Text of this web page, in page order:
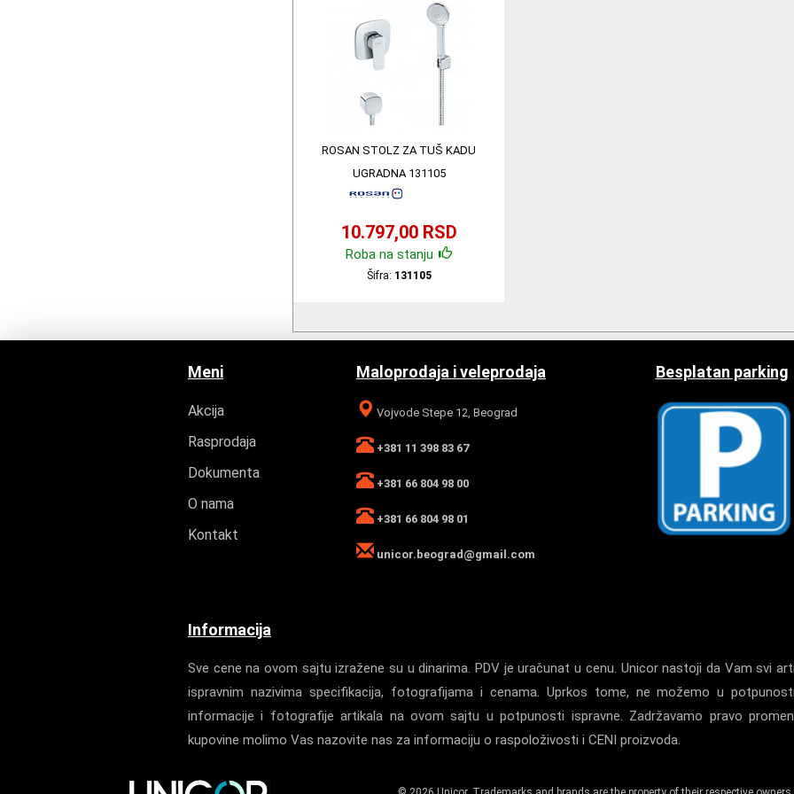
ROSAN STOLZ ZA TUŠ KADU
UGRADNA 131105
10.797,00 RSD
Roba na stanju
Šifra: 131105
Meni
Akcija
Rasprodaja
Dokumenta
O nama
Kontakt
Maloprodaja i veleprodaja
Vojvode Stepe 12, Beograd
+381 11 398 83 67
+381 66 804 98 00
+381 66 804 98 01
unicor.beograd@gmail.com
Besplatan parking
Informacija
Sve cene na ovom sajtu izražene su u dinarima. PDV je uračunat u cenu. Unicor nastoji da Vam svi
ispravnim nazivima specifikacija, fotografijama i cenama. Uprkos tome, ne možemo u
informacije i fotografije artikala na ovom sajtu u potpunosti ispravne. Zadržavamo pravo
kupovine molimo Vas nazovite nas za informaciju o raspoloživosti i CENI proizvoda.